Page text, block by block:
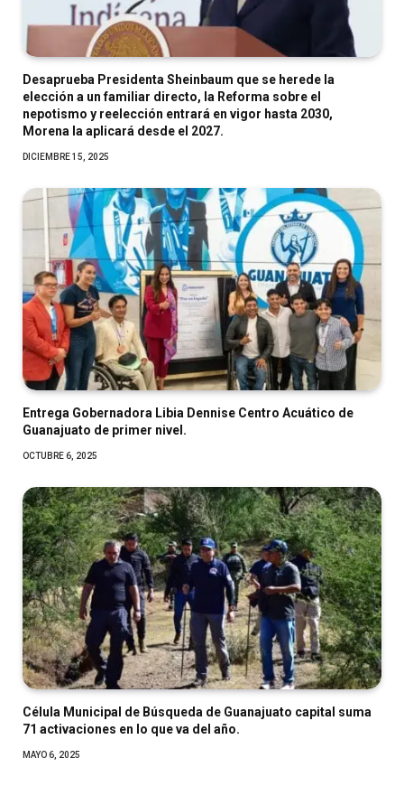
Desaprueba Presidenta Sheinbaum que se herede la
elección a un familiar directo, la Reforma sobre el
nepotismo y reelección entrará en vigor hasta 2030,
Morena la aplicará desde el 2027.
DICIEMBRE 15, 2025
Entrega Gobernadora Libia Dennise Centro Acuático de
Guanajuato de primer nivel.
OCTUBRE 6, 2025
Célula Municipal de Búsqueda de Guanajuato capital suma
71 activaciones en lo que va del año.
MAYO 6, 2025